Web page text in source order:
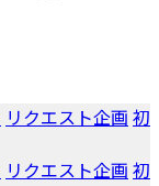
リクエスト企画 初
リクエスト企画 初